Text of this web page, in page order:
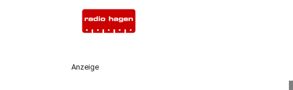
Anzeige